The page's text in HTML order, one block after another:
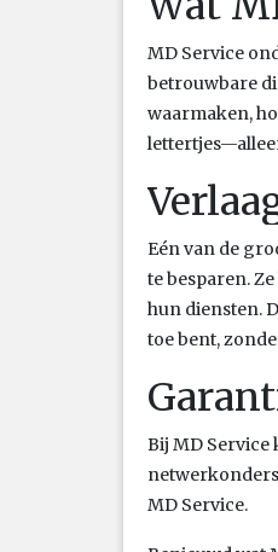
MD Service
betrouwbare
waarmaken,
Eén van de
te besparen.
hun diensten.
toe bent,
Bij MD Service
MD Service.